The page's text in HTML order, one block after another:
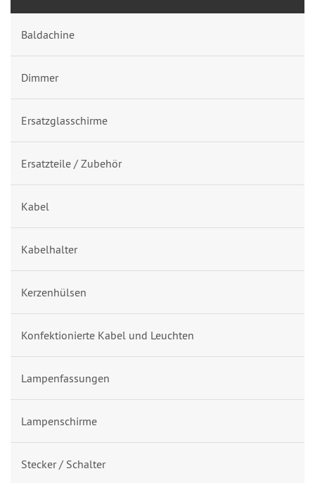
Baldachine
Dimmer
Ersatzglasschirme
Ersatzteile / Zubehör
Kabel
Kabelhalter
Kerzenhülsen
Konfektionierte Kabel und Leuchten
Lampenfassungen
Lampenschirme
Stecker / Schalter